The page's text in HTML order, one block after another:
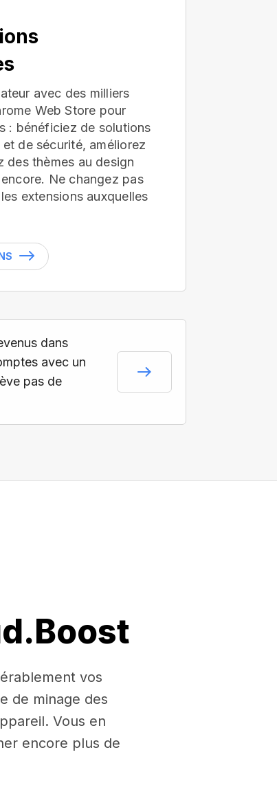
avec des milliers
Web Store pour
: bénéficiez de solutions
de sécurité, améliorez
thèmes au design
Ne changez pas
extensions auxquelles
dans
avec un
pas de
vos
de minage des
Vous en
encore plus de